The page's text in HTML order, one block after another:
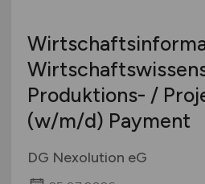
Produktions- /
(w/m/d) Payment
DG Nexolution eG